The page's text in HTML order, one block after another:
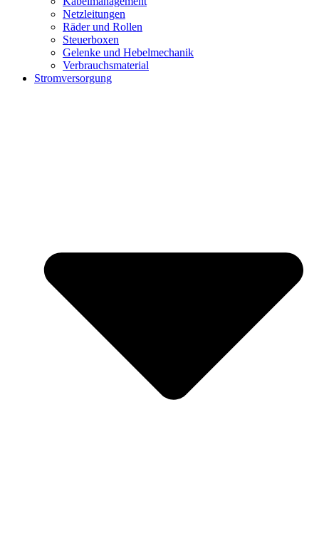
Netzleitungen
Räder und Rollen
Steuerboxen
Gelenke und Hebelmechanik
Verbrauchsmaterial
Stromversorgung